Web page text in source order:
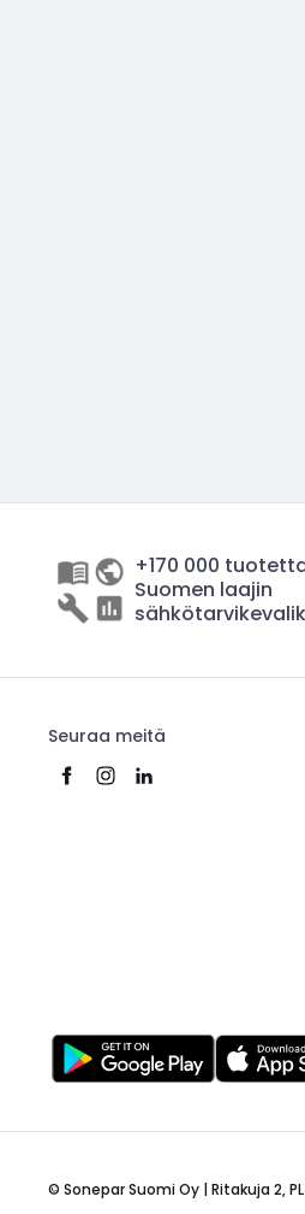
+170 000
Suomen laajin
Seuraa meitä
© Sonepar Suomi Oy | Ritakuja 2,